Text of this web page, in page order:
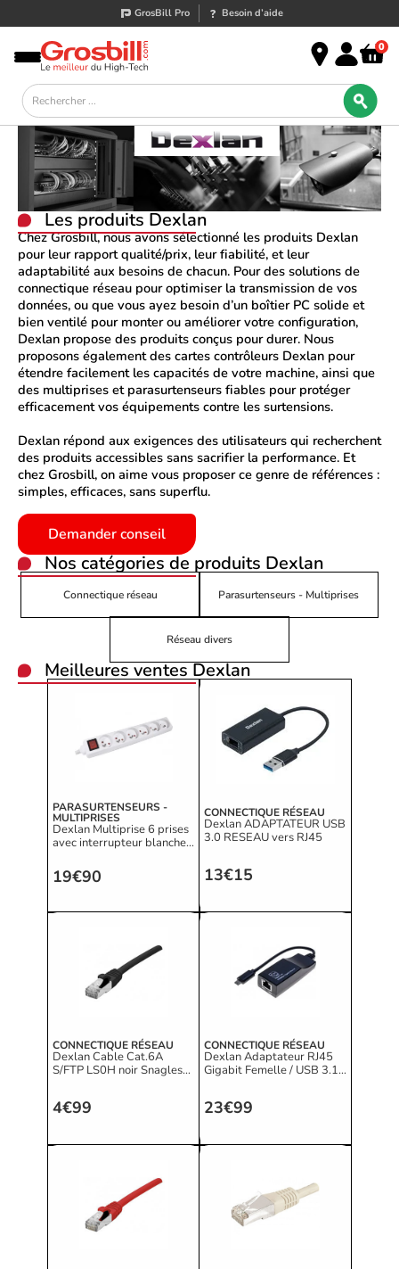
GrosBill Pro Besoin d’aide
0
Les produitsDexlan
ChezGrosbill, nous avons sélectionné les produits Dexlan
pour leur rapport qualité/prix, leur fiabilité, et leur
adaptabilité aux besoins de chacun. Pour des solutions de
connectique réseau pour optimiser la transmission de vos
données, ou que vous ayez besoin d’un boîtier PC solide et
bien ventilé pour monter ou améliorer votre configuration,
Dexlan propose des produits conçus pour durer. Nous
proposons également des cartes contrôleurs Dexlan pour
étendre facilement les capacités de votre machine, ainsi que
des multiprises et parasurtenseurs fiables pour protéger
efficacement vos équipements contre les surtensions.
Dexlan répond aux exigences des utilisateurs qui recherchent
des produits accessibles sans sacrifier la performance. Et
chez Grosbill, on aime vous proposer ce genre de références :
simples, efficaces, sans superflu.
Demander conseil
Nos catégories de produits Dexlan
Connectique réseau Parasurtenseurs - Multiprises
Réseau divers
Meilleures ventes Dexlan
PARASURTENSEURS -
MULTIPRISES
Dexlan Multiprise 6 prises
avec interrupteur blanche -
19€90
CONNECTIQUE RÉSEAU
Dexlan ADAPTATEUR USB
3.0 RESEAU vers RJ45
13€15
CONNECTIQUE RÉSEAU
Dexlan Cable Cat.6A
S/FTP LS0H noir Snagless
4€99
CONNECTIQUE RÉSEAU
Dexlan Adaptateur RJ45
Gigabit Femelle / USB 3.1
23€99